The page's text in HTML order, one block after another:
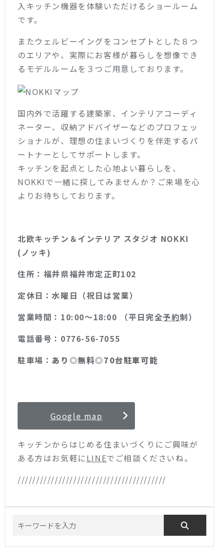
入キッチン機器を体験いただけるショールーム
です。
またウェルビーイングをコンセプトとした８つ
のエリアや、実際にお客様が暮らしを想像でき
るモデルルームを３つご用意しております。
国内外で活躍する建築家、インテリアコーディ
ネーター、収納アドバイザーなどのプロフェッ
ショナルが、理想の住まいづくりを伴走するパ
ートナーとしてサポートします。
キッチンを起点とした心地よい暮らしを、
NOKKIで一緒に探してみませんか？ご来場を心
よりお待ちしております。
北欧キッチン＆インテリア スタジオ NOKKI
(ノッキ)
住所：福井県福井市定正町102
定休日：水曜日（祝日は営業）
営業時間：10:00〜18:00 （平日完全予約制）
電話番号：0776-56-7055
駐車場： あり◎無料◎70台駐車可能
Google map
キッチンからはじめる住まいづくりにご興味が
ある方はお気軽にLINEでご相談くださいね。
////////////////////////////////////////